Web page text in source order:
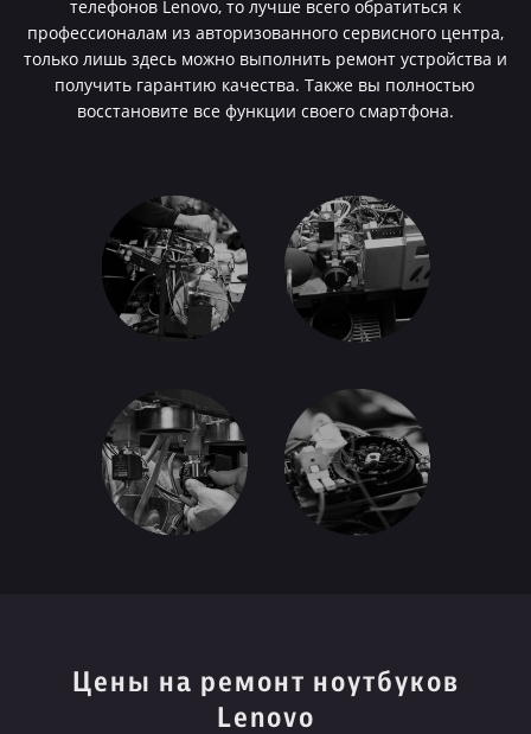
телефонов Lenovo, то лучше всего обратиться к
профессионалам из авторизованного сервисного центра,
только лишь здесь можно выполнить ремонт устройства и
получить гарантию качества. Также вы полностью
восстановите все функции своего смартфона.
Цены на ремонт ноутбуков
Lenovo